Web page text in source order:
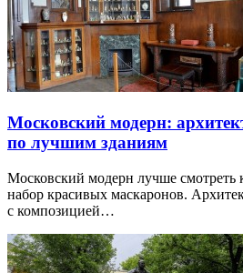
Московский модерн:
по лучшим зданиям
Московский модерн лучше смотреть
набор красивых маскаронов.
с композицией…